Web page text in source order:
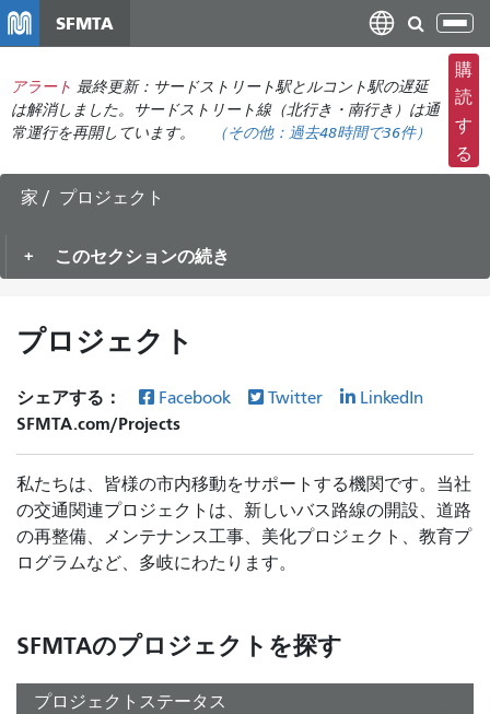
コ
ン
テ
ン
動
SFMTA
ナ
ビ
ゲ
ー
シ
ョ
り
アラート 最終更新：サードストリート駅とルコント駅の遅延
は解消しました。サードストリート線（北行き・南行き）は通
常運行を再開しています。
（その他： 過去48時間で36件）
購
読
す
る
家 プロジェクト
このセクションの続き
プロジェクト
シェアする： Facebook Twitter LinkedIn
SFMTA.com/Projects
私たちは、皆様の市内移動をサポートする機関です。当社
の交通関連プロジェクトは、新しいバス路線の開設、道路
の再整備、メンテナンス工事、美化プロジェクト、教育プ
ログラムなど、多岐にわたります。
SFMTAのプロジェクトを探す
プロジェクトステータス